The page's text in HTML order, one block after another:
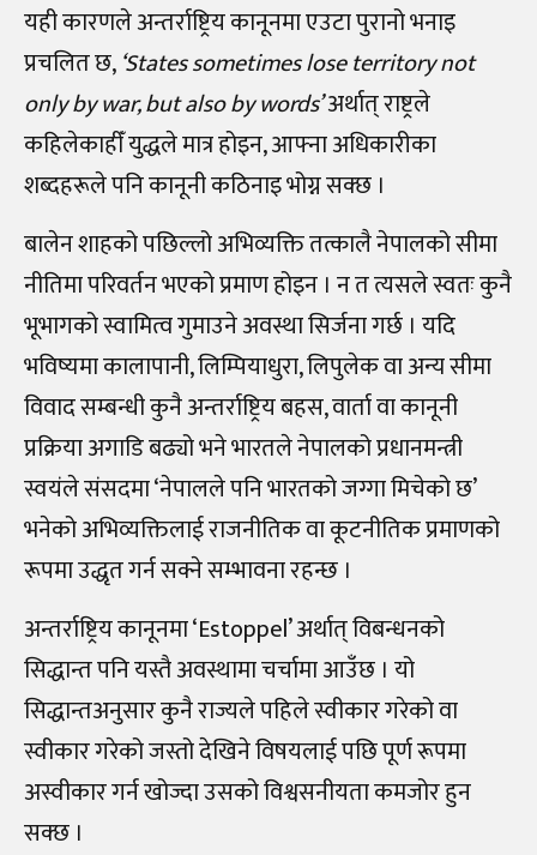
यही कारणले अन्तर्राष्ट्रिय कानूनमा एउटा पुरानो भनाइ
प्रचलित छ,‘States sometimes lose territory not
only by war, but also by words’अर्थात् राष्ट्रले
कहिलेकाहीँ युद्धले मात्र होइन, आफ्ना अधिकारीका
शब्दहरूले पनि कानूनी कठिनाइ भोग्न सक्छ ।
बालेन शाहको पछिल्लो अभिव्यक्ति तत्कालै नेपालको सीमा
नीतिमा परिवर्तन भएको प्रमाण होइन । न त त्यसले स्वतः कुनै
भूभागको स्वामित्व गुमाउने अवस्था सिर्जना गर्छ । यदि
भविष्यमा कालापानी, लिम्पियाधुरा, लिपुलेक वा अन्य सीमा
विवाद सम्बन्धी कुनै अन्तर्राष्ट्रिय बहस, वार्ता वा कानूनी
प्रक्रिया अगाडि बढ्यो भने भारतले नेपालको प्रधानमन्त्री
स्वयंले संसदमा ‘नेपालले पनि भारतको जग्गा मिचेको छ’
भनेको अभिव्यक्तिलाई राजनीतिक वा कूटनीतिक प्रमाणको
रूपमा उद्धृत गर्न सक्ने सम्भावना रहन्छ ।
अन्तर्राष्ट्रिय कानूनमा ‘Estoppel’ अर्थात् विबन्धनको
सिद्धान्त पनि यस्तै अवस्थामा चर्चामा आउँछ । यो
सिद्धान्तअनुसार कुनै राज्यले पहिले स्वीकार गरेको वा
स्वीकार गरेको जस्तो देखिने विषयलाई पछि पूर्ण रूपमा
अस्वीकार गर्न खोज्दा उसको विश्वसनीयता कमजोर हुन
सक्छ ।